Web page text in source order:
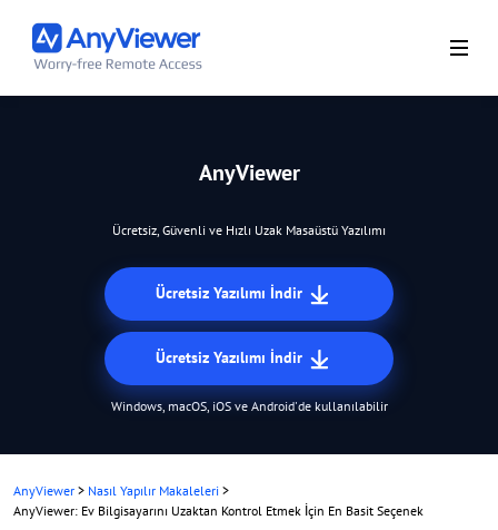
AnyViewer
Ücretsiz, Güvenli ve Hızlı Uzak Masaüstü Yazılımı
Ücretsiz Yazılımı İndir
Ücretsiz Yazılımı İndir
Windows, macOS, iOS ve Android'de kullanılabilir
AnyViewer > Nasıl Yapılır Makaleleri >
AnyViewer: Ev Bilgisayarını Uzaktan Kontrol Etmek İçin En Basit Seçenek